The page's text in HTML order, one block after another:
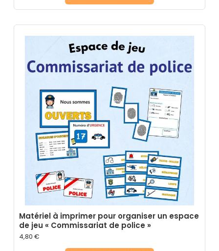
Matériel à imprimer pour organiser un espace
de jeu « Commissariat de police »
4,80 €